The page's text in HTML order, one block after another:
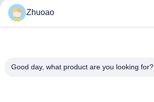
Zhuoao
Good day, what product are you looking for?